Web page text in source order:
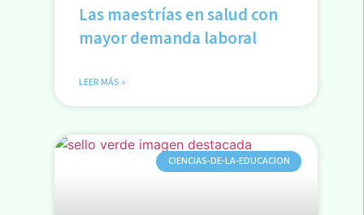
Las maestrías en salud con
mayor demanda laboral
LEER MÁS »
CIENCIAS-DE-LA-EDUCACION